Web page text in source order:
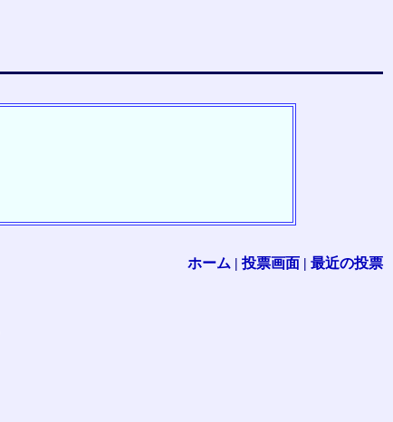
ホーム | 投票画面| 最近の投票